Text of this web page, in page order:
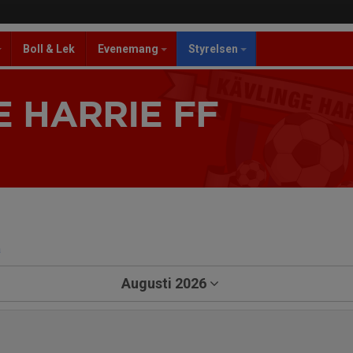
Boll & Lek Evenemang Styrelsen
HARRIE FF
Augusti 2026